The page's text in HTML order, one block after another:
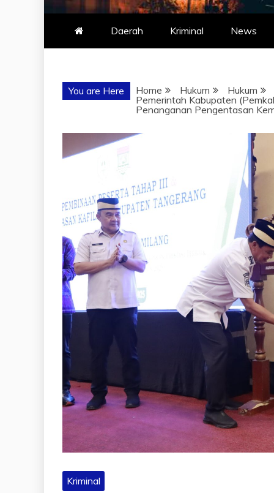
Daerah Kriminal News
You are Here Home Hukum Hukum
Pemerintah Kabupaten
Penanganan Pengentasan
Kriminal